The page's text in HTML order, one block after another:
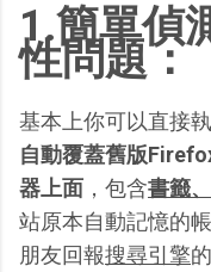
1.簡單偵
性問題：
基本上你可以直接
自動覆蓋舊版
器上面 ，包含書籤
站原本自動記憶的
朋友回報搜尋引擎